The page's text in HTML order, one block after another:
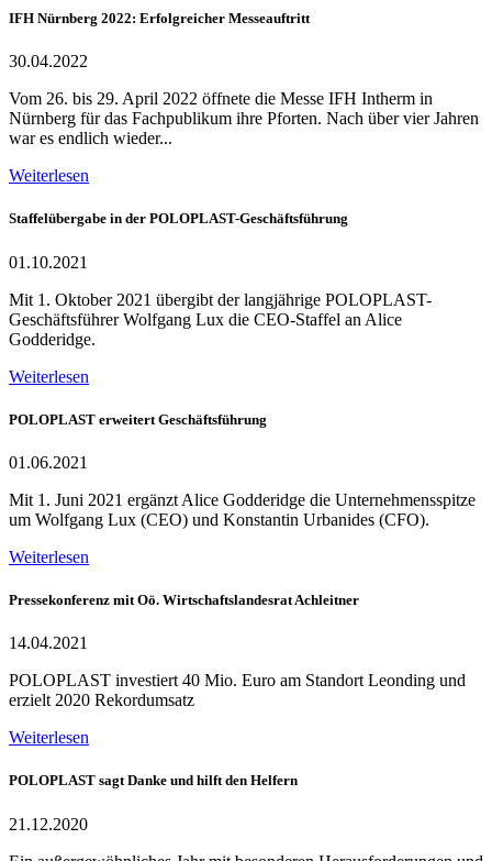
IFH Nürnberg 2022: Erfolgreicher Messeauftritt
30.04.2022
Vom 26. bis 29. April 2022 öffnete die Messe IFH Intherm in
Nürnberg für das Fachpublikum ihre Pforten. Nach über vier Jahren
war es endlich wieder...
Weiterlesen
Staffelübergabe in der POLOPLAST-Geschäftsführung
01.10.2021
Mit 1. Oktober 2021 übergibt der langjährige POLOPLAST-
Geschäftsführer Wolfgang Lux die CEO-Staffel an Alice
Godderidge.
Weiterlesen
POLOPLAST erweitert Geschäftsführung
01.06.2021
Mit 1. Juni 2021 ergänzt Alice Godderidge die Unternehmensspitze
um Wolfgang Lux (CEO) und Konstantin Urbanides (CFO).
Weiterlesen
Pressekonferenz mit Oö. Wirtschaftslandesrat Achleitner
14.04.2021
POLOPLAST investiert 40 Mio. Euro am Standort Leonding und
erzielt 2020 Rekordumsatz
Weiterlesen
POLOPLAST sagt Danke und hilft den Helfern
21.12.2020